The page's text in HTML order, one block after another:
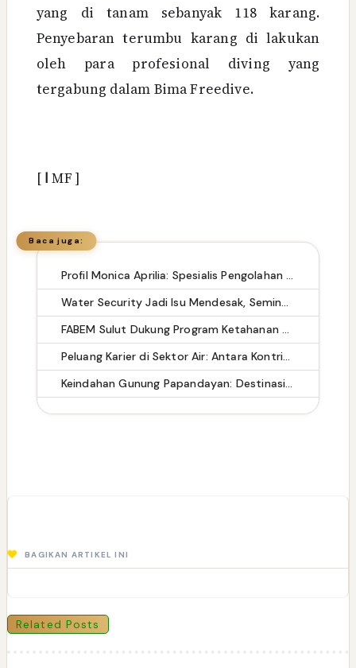
yang di tanam sebanyak 118 karang.
Penyebaran terumbu karang di lakukan
oleh para profesional diving yang
tergabung dalam Bima Freedive.
[ اMF ]
Baca juga:
Profil Monica Aprilia: Spesialis Pengolahan Air Limbah (WWTP) dan Penyusunan Dokumen Lingkungan
Water Security Jadi Isu Mendesak, Seminar WaterTalk 2025 Tekankan Kolaborasi dan Solusi Nyata
FABEM Sulut Dukung Program Ketahanan Pangan Presiden Prabowo dan Gerakan FABEM Pusat
Peluang Karier di Sektor Air: Antara Kontribusi Sosial dan Prospek Profesional
Keindahan Gunung Papandayan: Destinasi Ramah untuk Pendaki Pemula, Tapi Pendaki Masih Buang Sampah Sembarangan
BAGIKAN ARTIKEL INI
Related Posts